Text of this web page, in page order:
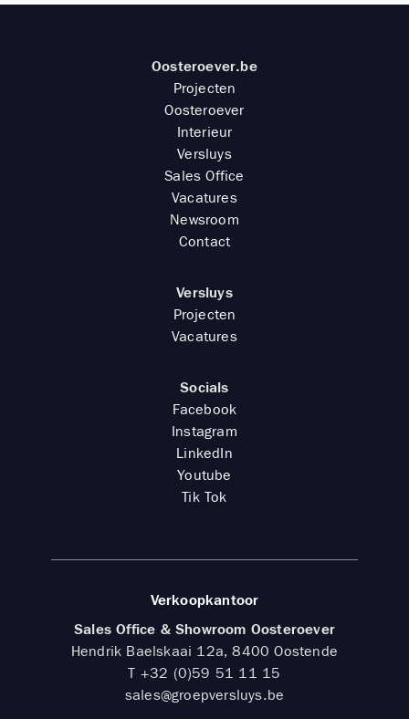
Oosteroever.be
Projecten
Oosteroever
Interieur
Versluys
Sales Office
Vacatures
Newsroom
Contact
Versluys
Projecten
Vacatures
Socials
Facebook
Instagram
LinkedIn
Youtube
Tik Tok
Verkoopkantoor
Sales Office & Showroom Oosteroever
Hendrik Baelskaai 12a, 8400 Oostende
T +32 (0)59 51 11 15
sales@groepversluys.be